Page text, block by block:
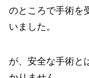
のところで手術を
いました。
が、安全な手術と